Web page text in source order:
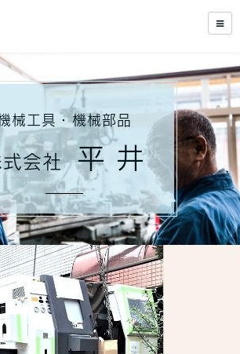
械工具・機械部品
式会社平 井